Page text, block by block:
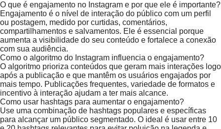
O que é engajamento no Instagram e por que ele é importante?
Engajamento é o nível de interação do público com um perfil
ou postagem, medido por curtidas, comentários,
compartilhamentos e salvamentos. Ele é essencial porque
aumenta a visibilidade do seu conteúdo e fortalece a conexão
com sua audiência.
Como o algoritmo do Instagram influencia o engajamento?
O algoritmo prioriza conteúdos que geram mais interações logo
após a publicação e que mantêm os usuários engajados por
mais tempo. Publicações frequentes, variedade de formatos e
incentivo à interação ajudam a ter mais alcance.
Como usar hashtags para aumentar o engajamento?
Use uma combinação de hashtags populares e específicas
para alcançar um público segmentado. O ideal é usar entre 10